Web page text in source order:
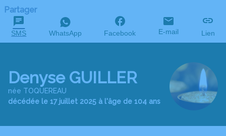
Partager
SMS WhatsApp Facebook E-mail Lien
Denyse GUILLER
née TOQUEREAU
décédée le 17 juillet 2025 à l'âge de 104 ans